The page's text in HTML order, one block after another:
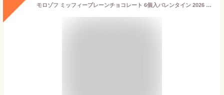
モロゾフ ミッフィープレーンチョコレート 6個入バレンタイン 2026 バレンタインデー 期間限定 ディック・ブルーナ miffy チョコレート スイーツ 洋菓子 お酒不使用 詰め合わせ プレゼント ギフト プチギフト 公式